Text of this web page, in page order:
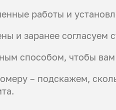
работы и
и заранее согласуем
способом, чтобы
– подскажем,